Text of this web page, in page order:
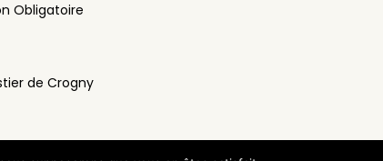
Obligatoire
de Crogny